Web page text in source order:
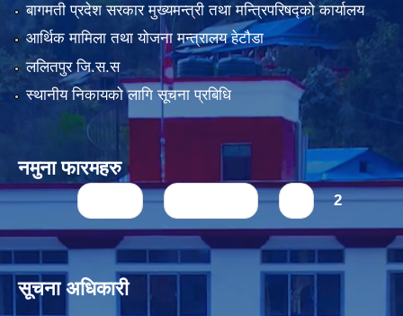
बागमती प्रदेश सरकार मुख्यमन्त्री तथा मन्त्रिपरिषद्को कार्यालय
आर्थिक मामिला तथा योजना मन्त्रालय हेटौडा
ललितपुर जि.स.स
स्थानीय निकायको लागि सूचना प्रबिधि
नमुना फारमहरु
Pages 2
सूचना अधिकारी